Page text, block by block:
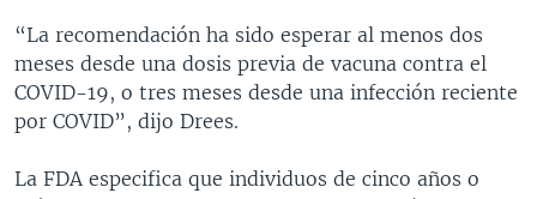
“La recomendación ha sido esperar al menos dos
meses desde una dosis previa de vacuna contra el
COVID-19, o tres meses desde una infección reciente
por COVID”, dijo Drees.
La FDA especifica que individuos de cinco años o